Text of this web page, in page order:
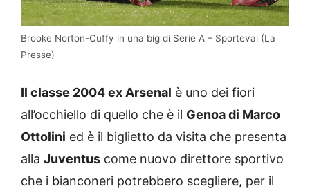
Brooke Norton-Cuffy in una big di Serie A – Sportevai (La
Presse)
Il classe 2004 ex Arsenal è uno dei fiori
all’occhiello di quello che è il Genoa di Marco
Ottolini ed è il biglietto da visita che presenta
alla Juventus come nuovo direttore sportivo
che i bianconeri potrebbero scegliere, per il